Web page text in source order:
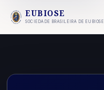
EUBIOSE
SOCIEDADE BRASILEIRA DE EUBIOSE